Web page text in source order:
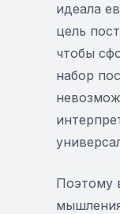
идеала
цель
чтобы
набор
Поэтому